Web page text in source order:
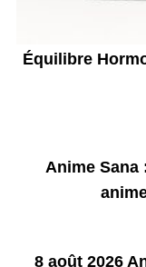
Équilibre
Anime Sana
8 août 2026